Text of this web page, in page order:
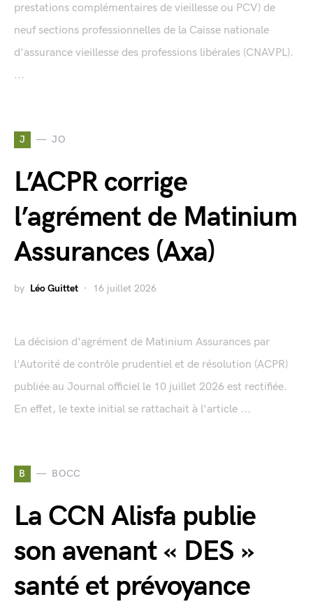
prestations complémentaires de vieillesse ou PCV) de
neuf sections professionnelles de la Caisse nationale
d'assurance vieillesse des professions libérales (CNAVPL).
...
J JO
L’ACPR corrige
l’agrément de Matinium
Assurances (Axa)
by Léo Guittet 16 juillet 2026
La décision d'agrément de Matinium Assurances par
l'Autorité de contrôle prudentiel et de résolution (ACPR)
publiée au Journal officiel le 10 juillet 2026 est rectifiée.
En effet, le texte initial se rattachait à l'article ...
B BOCC
La CCN Alisfa publie
son avenant « DES »
santé et prévoyance